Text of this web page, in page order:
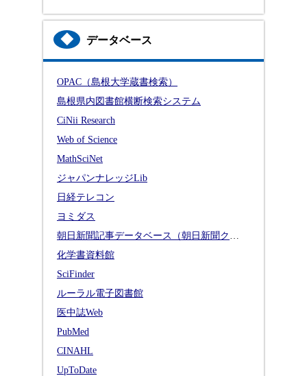
◆ データベース
OPAC（島根大学蔵書検索）
島根県内図書館横断検索システム
CiNii Research
Web of Science
MathSciNet
ジャパンナレッジLib
日経テレコン
ヨミダス
朝日新聞記事データベース（朝日新聞クロスサーチ）
化学書資料館
SciFinder
ルーラル電子図書館
医中誌Web
PubMed
CINAHL
UpToDate